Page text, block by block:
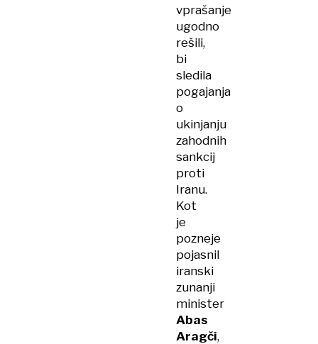
vprašanje
ugodno
rešili,
bi
sledila
pogajanja
o
ukinjanju
zahodnih
sankcij
proti
Iranu.
Kot
je
pozneje
pojasnil
iranski
zunanji
minister
Abas
Aragči,